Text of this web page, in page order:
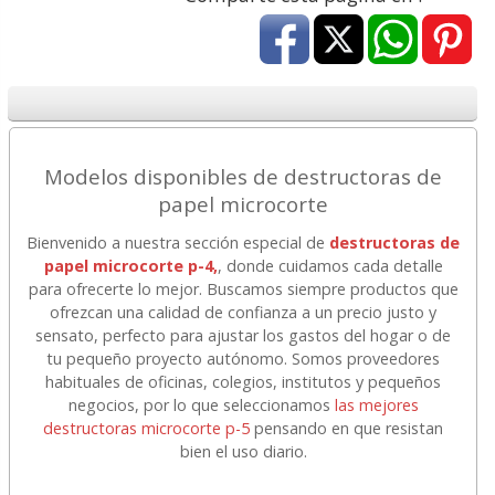
Modelos disponibles de destructoras de
papel microcorte
Bienvenido a nuestra sección especial de destructoras de
papel microcorte p-4,, donde cuidamos cada detalle
para ofrecerte lo mejor. Buscamos siempre productos que
ofrezcan una calidad de confianza a un precio justo y
sensato, perfecto para ajustar los gastos del hogar o de
tu pequeño proyecto autónomo. Somos proveedores
habituales de oficinas, colegios, institutos y pequeños
negocios, por lo que seleccionamos las mejores
destructoras microcorte p-5 pensando en que resistan
bien el uso diario.